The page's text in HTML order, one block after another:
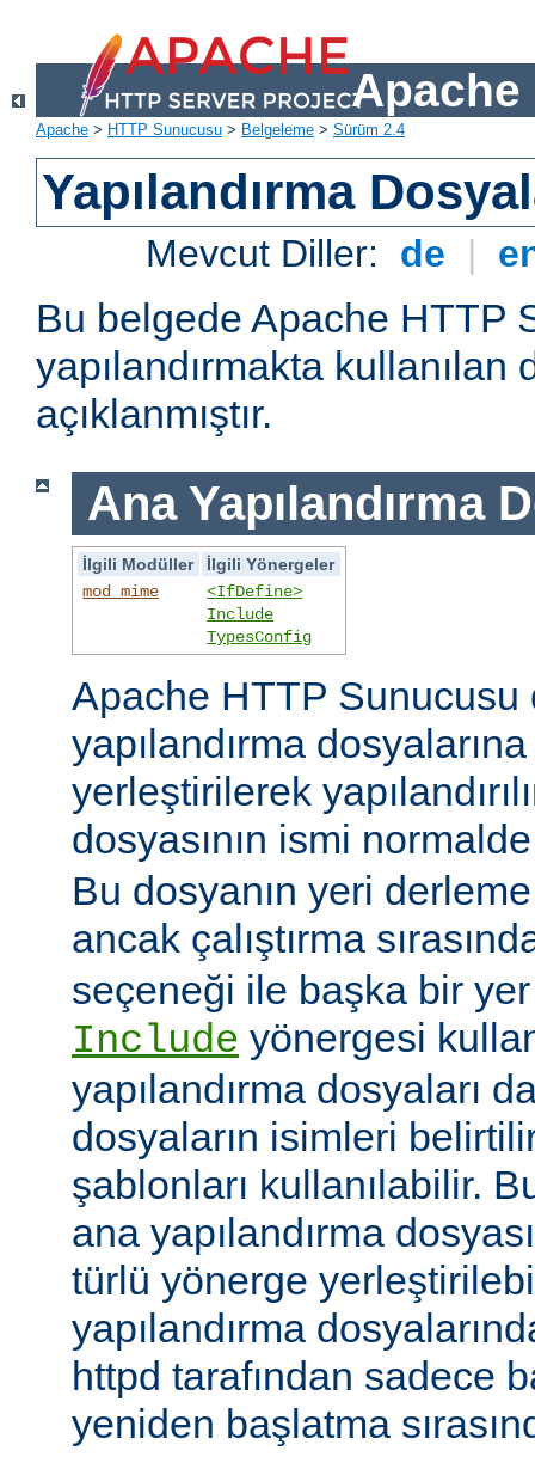
Apache
Apache > HTTP Sunucusu > Belgeleme > Sürüm 2.4
Yapılandırma
Mevcut Diller: de |
Bu belgede Apache HTTP
yapılandırmakta kullanılan
açıklanmıştır.
Ana Yapılandırma
İlgili Modüller
İlgili Yönergeler
mod_mime
<IfDefine>
Include
TypesConfig
Apache HTTP Sunucusu
yapılandırma
yerleştirilerek
dosyasının ismi
Bu dosyanın yeri
ancak çalıştırma
seçeneği ile başka bir
Include yönergesi
yapılandırma dosyaları
dosyaların isimleri
şablonları kullanılabilir.
ana yapılandırma
türlü yönerge
yapılandırma
httpd tarafından sadece
yeniden başlatma